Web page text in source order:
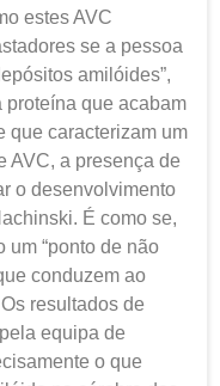
estes AVC
se a pessoa
amilóides”,
que acabam
que caracterizam um
AVC, a presença de
o desenvolvimento
É como se,
um “ponto de não
conduzem ao
resultados de
equipa de
o que